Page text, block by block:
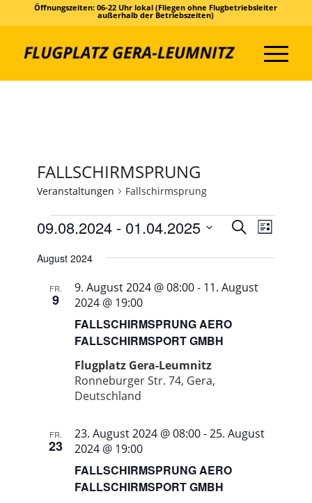
Öffnungszeiten: 06-22 Uhr lokal (Fliegen ohne Flugbetriebsleiter
außerhalb der Betriebszeiten)
FALLSCHIRMSPRUNG
Veranstaltungen Fallschirmsprung
VERANSTALTUNGEN SucheListe
09.08.2024 - 01.04.2025
wählen.
August 2024
FR.
9
FALLSCHIRMSPRUNG AERO
FALLSCHIRMSPORT GMBH
9. August 2024 @ 08:00- 11. August
2024 @ 19:00
Flugplatz Gera-Leumnitz
Ronneburger Str. 74, Gera,
Deutschland
FR.
23
FALLSCHIRMSPRUNG AERO
FALLSCHIRMSPORT GMBH
23. August 2024 @ 08:00-25. August
2024 @ 19:00